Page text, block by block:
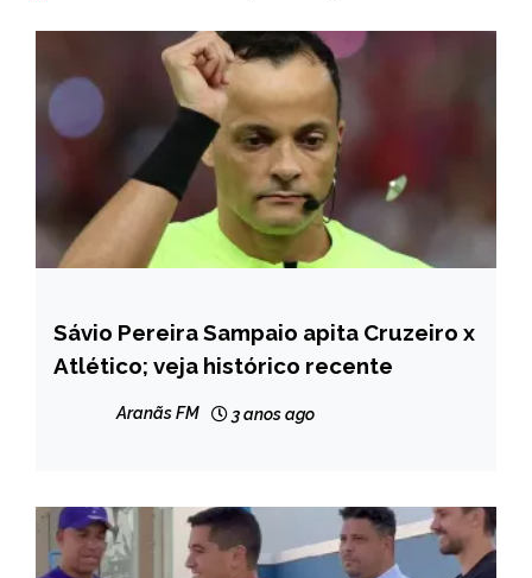
ESPORTES
Sávio Pereira Sampaio apita Cruzeiro x
Atlético; veja histórico recente
Aranãs FM 3 anos ago